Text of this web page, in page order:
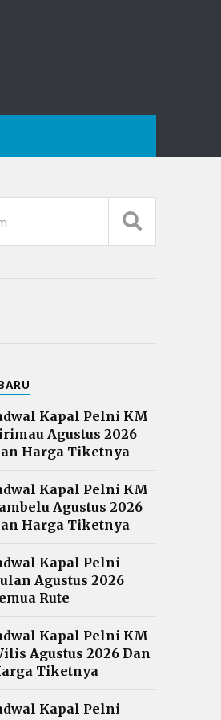
Kapal Pelni KM
Agustus 2026
Harga Tiketnya
Kapal Pelni KM
Agustus 2026
Harga Tiketnya
Kapal Pelni
Agustus 2026
Rute
Kapal Pelni KM
Agustus 2026 Dan
Tiketnya
Kapal Pelni